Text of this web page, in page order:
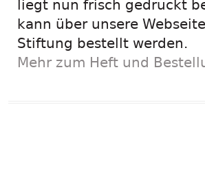
liegt nun frisch gedruckt
kann über unsere
Stiftung bestellt werden.
Mehr zum Heft und